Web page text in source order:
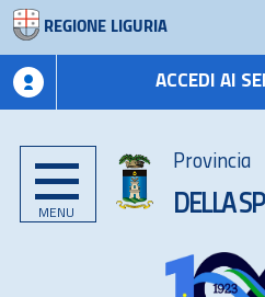
REGIONE LIGURIA
ACCEDI AI
MENU
Provincia
DELLA